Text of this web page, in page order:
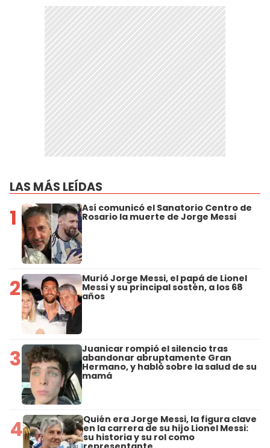
LAS MÁS LEÍDAS
1 Así comunicó el Sanatorio Centro de
Rosario la muerte de Jorge Messi
2 Murió Jorge Messi, el papá de Lionel
Messi y su principal sostén, a los 68
años
3 Juanicar rompió el silencio tras
abandonar abruptamente Gran
Hermano, y habló sobre la salud de su
mamá
4 Quién era Jorge Messi, la figura clave
en la carrera de su hijo Lionel Messi:
su historia y su rol como